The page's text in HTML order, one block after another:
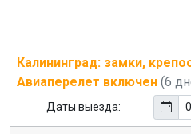
Калининград: замки,
Авиаперелет включен (6
Даты выезда: